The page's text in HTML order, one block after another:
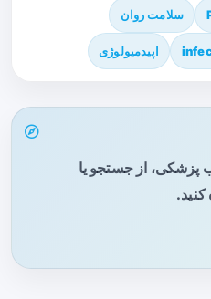
سلامت روان
اپیدمیولوژی
پزشکی، از جستجو یا